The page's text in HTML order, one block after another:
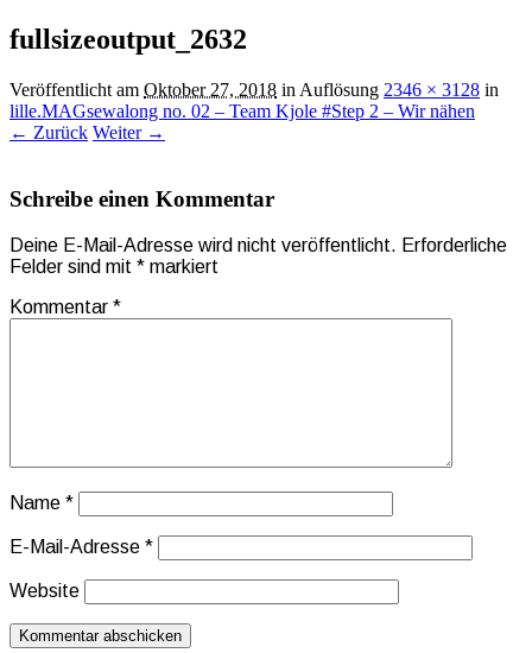
fullsizeoutput_2632
Veröffentlicht am Oktober 27, 2018 in Auflösung 2346 × 3128 in
lille.MAGsewalong no. 02 – Team Kjole #Step 2 – Wir nähen
← Zurück Weiter →
Schreibe einen Kommentar
Deine E-Mail-Adresse wird nicht veröffentlicht. Erforderliche
Felder sind mit * markiert
Kommentar *
Name *
E-Mail-Adresse *
Website